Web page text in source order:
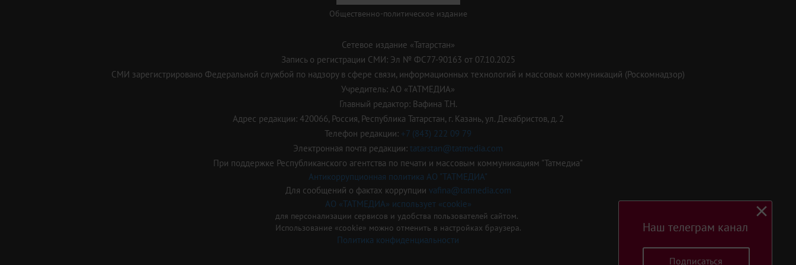
Общественно-политическое издание
Сетевое издание «Татарстан»
Запись о регистрации СМИ: Эл № ФС77-90163 от 07.10.2025
СМИ зарегистрировано Федеральной службой по надзору в сфере связи, информационных технологий и массовых коммуникаций (Роскомнадзор)
Учредитель: АО «ТАТМЕДИА»
Главный редактор: Вафина Т.Н.
Адрес редакции: 420066, Россия, Республика Татарстан, г. Казань, ул. Декабристов, д. 2
Телефон редакции: +7 (843) 222 09 79
Электронная почта редакции: tatarstan@tatmedia.com
При поддержке Республиканского агентства по печати и массовым коммуникациям "Татмедиа"
Антикоррупционная политика АО "ТАТМЕДИА"
Для сообщений о фактах коррупции vafina@tatmedia.com
АО «ТАТМЕДИА» использует «cookie»
для персонализации сервисов и удобства пользователей сайтом.
Использование «cookie» можно отменить в настройках браузера.
Политика конфиденциальности
Наш телеграм канал
Подписаться